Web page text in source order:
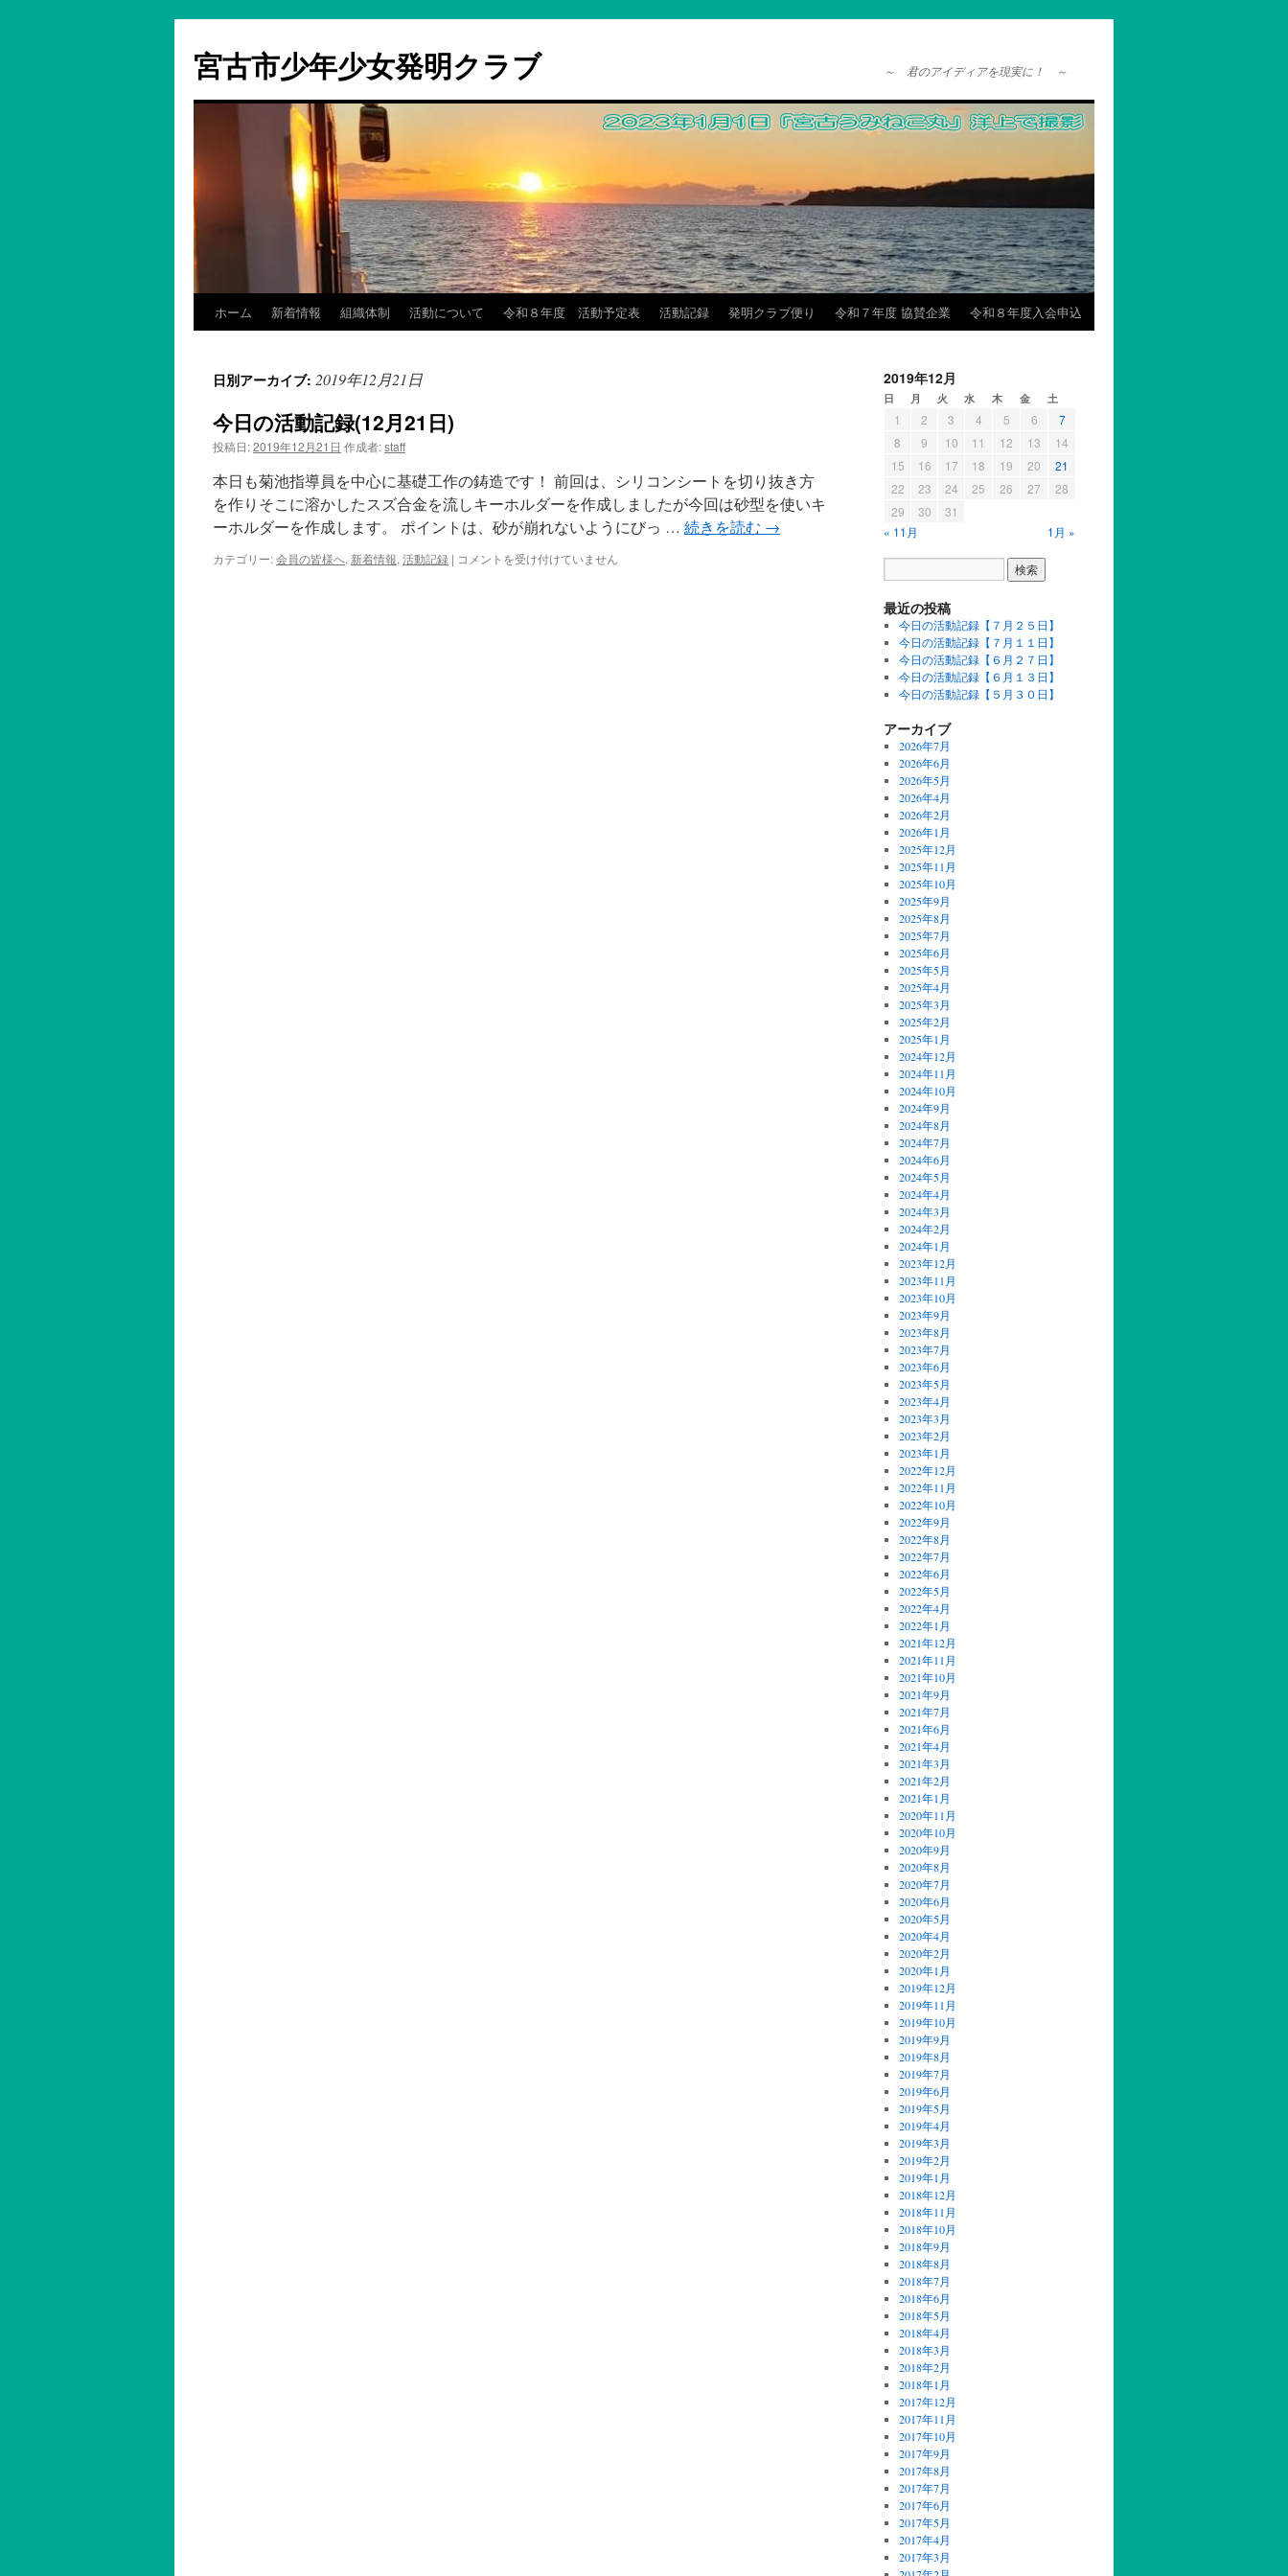
テ
ン
宮古市少年少女発明クラブ ～ 君のアイディアを現実に！ ～
ホーム 新着情報 組織体制 活動について 令和８年度 活動予定表 活動記録 発明クラブ便り 令和７年度 協賛企業 令和８年度入会申込
日別アーカイブ: 2019年12月21日
今日の活動記録(12月21日)
投稿日:2019年12月21日 作成者:staff
本日も菊池指導員を中心に基礎工作の鋳造です！ 前回は、シリコンシートを切り抜き方
を作りそこに溶かしたスズ合金を流しキーホルダーを作成しましたが今回は砂型を使いキ
ーホルダーを作成します。 ポイントは、砂が崩れないようにびっ … 続きを読む →
カテゴリー:会員の皆様へ, 新着情報, 活動記録 | 今
コメントを受け付けていません
2019年12月
日 月 火 水 木 金 土
1 2 3 4 5 6
7
8
9 10 11 12 13
14
15
16 17 18 19 20
21
22
23 24 25 26 27
28
29
30
31
« 11月
1月 »
最近の投稿
今日の活動記録【７月２５日】
今日の活動記録【７月１１日】
今日の活動記録【６月２７日】
今日の活動記録【６月１３日】
今日の活動記録【５月３０日】
アーカイブ
2026年7月
2026年6月
2026年5月
2026年4月
2026年2月
2026年1月
2025年12月
2025年11月
2025年10月
2025年9月
2025年8月
2025年7月
2025年6月
2025年5月
2025年4月
2025年3月
2025年2月
2025年1月
2024年12月
2024年11月
2024年10月
2024年9月
2024年8月
2024年7月
2024年6月
2024年5月
2024年4月
2024年3月
2024年2月
2024年1月
2023年12月
2023年11月
2023年10月
2023年9月
2023年8月
2023年7月
2023年6月
2023年5月
2023年4月
2023年3月
2023年2月
2023年1月
2022年12月
2022年11月
2022年10月
2022年9月
2022年8月
2022年7月
2022年6月
2022年5月
2022年4月
2022年1月
2021年12月
2021年11月
2021年10月
2021年9月
2021年7月
2021年6月
2021年4月
2021年3月
2021年2月
2021年1月
2020年11月
2020年10月
2020年9月
2020年8月
2020年7月
2020年6月
2020年5月
2020年4月
2020年2月
2020年1月
2019年12月
2019年11月
2019年10月
2019年9月
2019年8月
2019年7月
2019年6月
2019年5月
2019年4月
2019年3月
2019年2月
2019年1月
2018年12月
2018年11月
2018年10月
2018年9月
2018年8月
2018年7月
2018年6月
2018年5月
2018年4月
2018年3月
2018年2月
2018年1月
2017年12月
2017年11月
2017年10月
2017年9月
2017年8月
2017年7月
2017年6月
2017年5月
2017年4月
2017年3月